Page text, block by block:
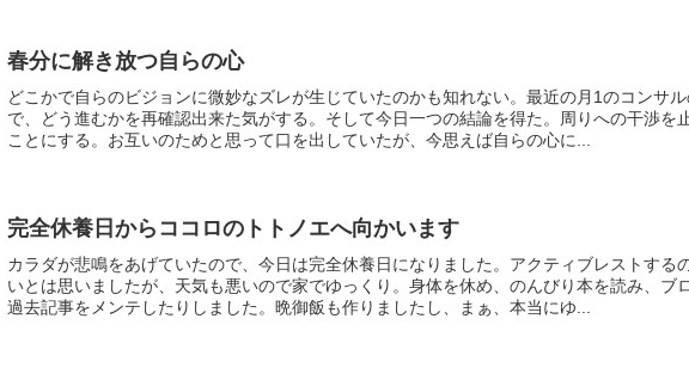
春分に解き放つ自らの心
どこかで自らのビジョンに微妙なズレが生じていたのかも知れない。最近の月1のコンサル
で、どう進むかを再確認出来た気がする。そして今日一つの結論を得た。周りへの干渉を
ことにする。お互いのためと思って口を出していたが、今思えば自らの心に...
完全休養日からココロのトトノエへ向かいます
カラダが悲鳴をあげていたので、今日は完全休養日になりました。アクティブレストする
いとは思いましたが、天気も悪いので家でゆっくり。身体を休め、のんびり本を読み、ブ
過去記事をメンテしたりしました。晩御飯も作りましたし、まぁ、本当にゆ...